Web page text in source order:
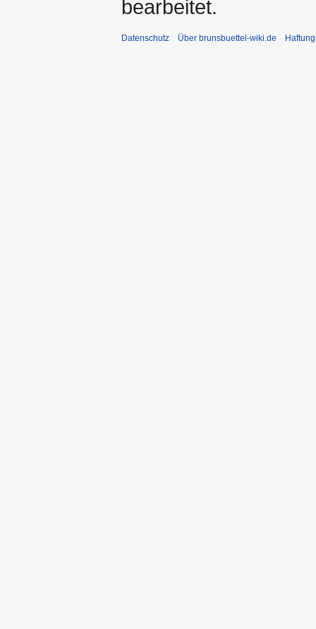
bearbeitet.
Datenschutz Über brunsbuettel-wiki.de